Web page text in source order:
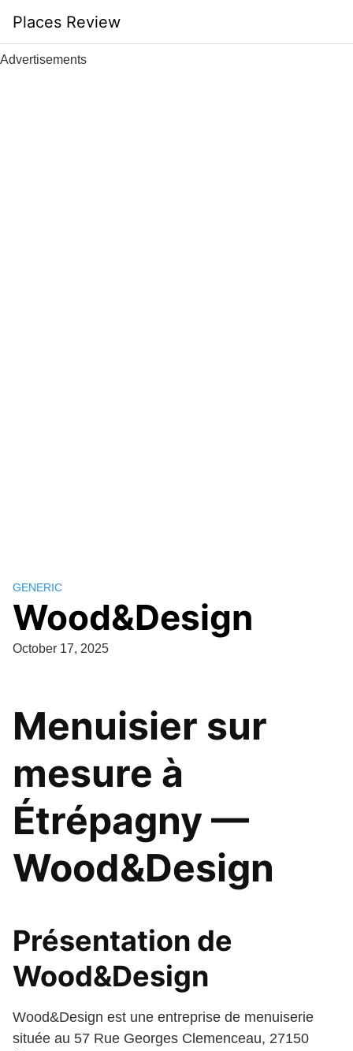
content
Places Review
Advertisements
GENERIC
Wood&Design
October 17, 2025
Menuisier sur
mesure à
Étrépagny —
Wood&Design
Présentation de
Wood&Design
Wood&Design est une entreprise de menuiserie
située au 57 Rue Georges Clemenceau, 27150